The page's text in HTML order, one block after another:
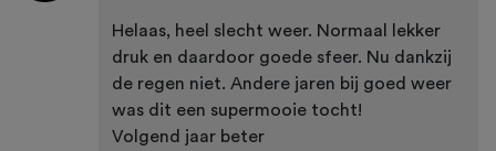
Helaas, heel slecht weer. Normaal lekker
druk en daardoor goede sfeer. Nu dankzij
de regen niet. Andere jaren bij goed weer
was dit een supermooie tocht!
Volgend jaar beter